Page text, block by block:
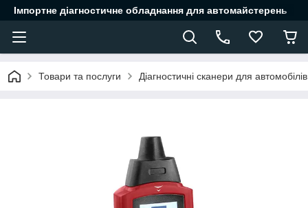
Імпортне діагностичне обладнання для автомайстерень
Товари та послуги Діагностичні сканери для